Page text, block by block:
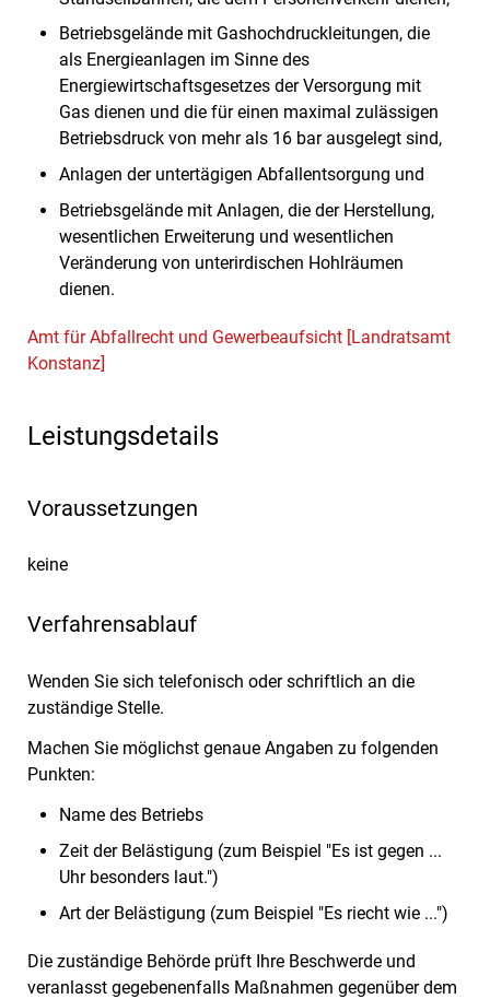
Betriebsgelände mit Gashochdruckleitungen, die
als Energieanlagen im Sinne des
Energiewirtschaftsgesetzes der Versorgung mit
Gas dienen und die für einen maximal zulässigen
Betriebsdruck von mehr als 16 bar ausgelegt sind,
Anlagen der untertägigen Abfallentsorgung und
Betriebsgelände mit Anlagen, die der Herstellung,
wesentlichen Erweiterung und wesentlichen
Veränderung von unterirdischen Hohlräumen
dienen.
Amt für Abfallrecht und Gewerbeaufsicht [Landratsamt
Konstanz]
Leistungsdetails
Voraussetzungen
keine
Verfahrensablauf
Wenden Sie sich telefonisch oder schriftlich an die
zuständige Stelle.
Machen Sie möglichst genaue Angaben zu folgenden
Punkten:
Name des Betriebs
Zeit der Belästigung (zum Beispiel "Es ist gegen ...
Uhr besonders laut.")
Art der Belästigung (zum Beispiel "Es riecht wie ...")
Die zuständige Behörde prüft Ihre Beschwerde und
veranlasst gegebenenfalls Maßnahmen gegenüber dem